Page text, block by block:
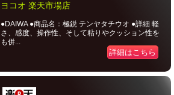
ヨコオ 楽天市場店
●DAIWA ●商品名：極鋭 テンヤタチウオ ●詳細 軽
さ、感度、操作性、そして粘りやクッション性を
も併...
詳細はこちら